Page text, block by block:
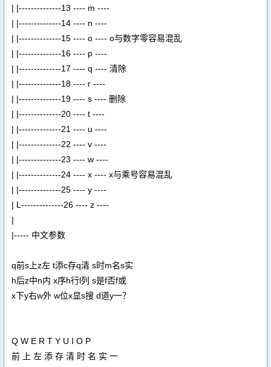
| |--------------13 ---- m ----
| |--------------14 ---- n ----
| |--------------15 ---- o ---- o与数字零容易混乱
| |--------------16 ---- p ----
| |--------------17 ---- q ---- 清除
| |--------------18 ---- r ----
| |--------------19 ---- s ---- 删除
| |--------------20 ---- t ----
| |--------------21 ---- u ----
| |--------------22 ---- v ----
| |--------------23 ---- w ----
| |--------------24 ---- x ---- x与乘号容易混乱
| |--------------25 ---- y ----
| L--------------26 ---- z ----
|
|----- 中文参数
q前s上z左 t添c存q清 s时m名s实
h后z中n内 x序h行l列 s是f否f或
x下y右w外 w位x显s搜 d道y一？
Q W E R T Y U I O P
前 上 左 添 存 清 时 名 实 一